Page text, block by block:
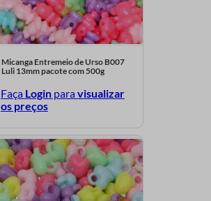
Micanga Entremeio de Urso B007
Luli 13mm pacote com 500g
Faça Loginparavisualizar
os preços